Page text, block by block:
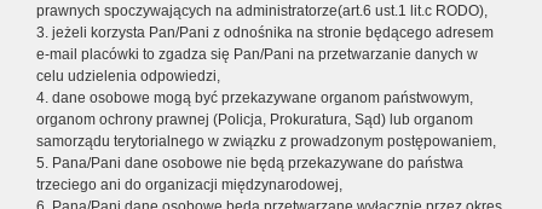
prawnych spoczywających na administratorze(art.6 ust.1 lit.c RODO),
3. jeżeli korzysta Pan/Pani z odnośnika na stronie będącego adresem
e-mail placówki to zgadza się Pan/Pani na przetwarzanie danych w
celu udzielenia odpowiedzi,
4. dane osobowe mogą być przekazywane organom państwowym,
organom ochrony prawnej (Policja, Prokuratura, Sąd) lub organom
samorządu terytorialnego w związku z prowadzonym postępowaniem,
5. Pana/Pani dane osobowe nie będą przekazywane do państwa
trzeciego ani do organizacji międzynarodowej,